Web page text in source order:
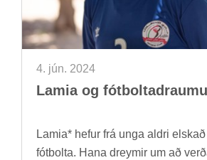
4. jún. 2024
Lamia og
Lamia* hef­ur frá unga aldri
fót­bolta. Hana dreym­ir um að